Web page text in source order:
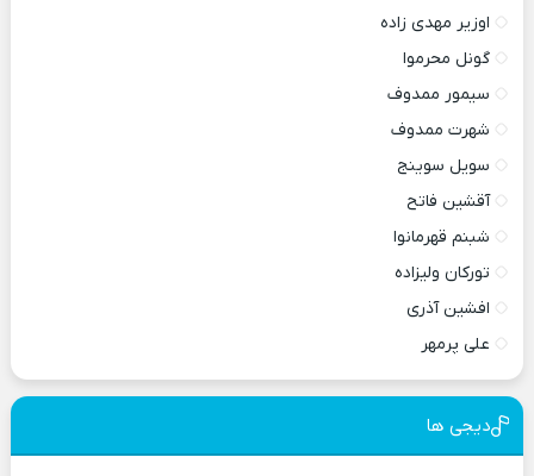
اوزیر مهدی زاده
گونل محرموا
سیمور ممدوف
شهرت ممدوف
سویل سوینج
آقشین فاتح
شبنم قهرمانوا
تورکان ولیزاده
افشین آذری
علی پرمهر
دیجی ها